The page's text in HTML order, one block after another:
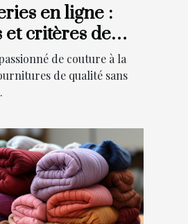
en ligne :
et critères de
de couture à la
de qualité sans